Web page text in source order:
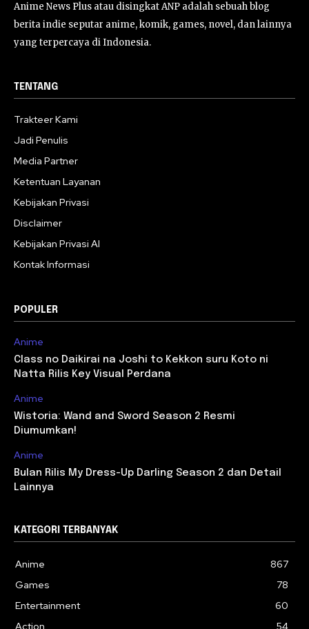
Anime News Plus atau disingkat ANP adalah sebuah blog
berita indie seputar anime, komik, games, novel, dan lainnya
yang terpercaya di Indonesia.
TENTANG
Trakteer Kami
Jadi Penulis
Media Partner
Ketentuan Layanan
Kebijakan Privasi
Disclaimer
Kebijakan Privasi AI
Kontak Informasi
POPULER
Anime
Class no Daikirai na Joshi to Kekkon suru Koto ni
Natta Rilis Key Visual Perdana
Anime
Wistoria: Wand and Sword Season 2 Resmi
Diumumkan!
Anime
Bulan Rilis My Dress-Up Darling Season 2 dan Detail
Lainnya
KATEGORI TERBANYAK
Anime
867
Games
78
Entertainment
60
Action
54